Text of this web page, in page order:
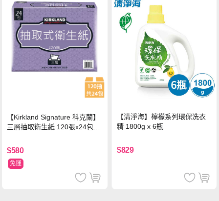
【Kirkland Signature 科克蘭】
三層抽取衛生紙 120張x24包x1
$580
免運
【清淨海】檸檬系列環保洗衣
精 1800g x 6瓶
$829